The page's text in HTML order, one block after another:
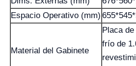
Espacio Operativo (mm)
Material del Gabinete
Placa
frío de